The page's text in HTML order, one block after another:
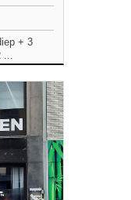
+ 3
...